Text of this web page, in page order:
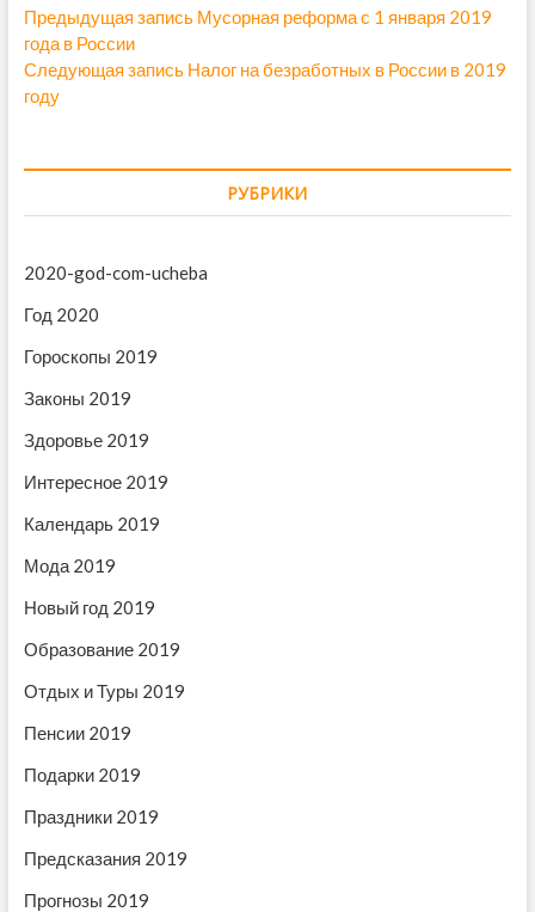
Н
а
в
г
а
и
я
п
о
з
а
п
и
с
я
Предыдущая запись П
е
у
з
Мусорная реформа с 1 января 2019
года в России
Следующая запись С
у
я
Налог на безработных в России в 2019
году
РУБРИКИ
2020-god-com-ucheba
Год 2020
Гороскопы 2019
Законы 2019
Здоровье 2019
Интересное 2019
Календарь 2019
Мода 2019
Новый год 2019
Образование 2019
Отдых и Туры 2019
Пенсии 2019
Подарки 2019
Праздники 2019
Предсказания 2019
Прогнозы 2019